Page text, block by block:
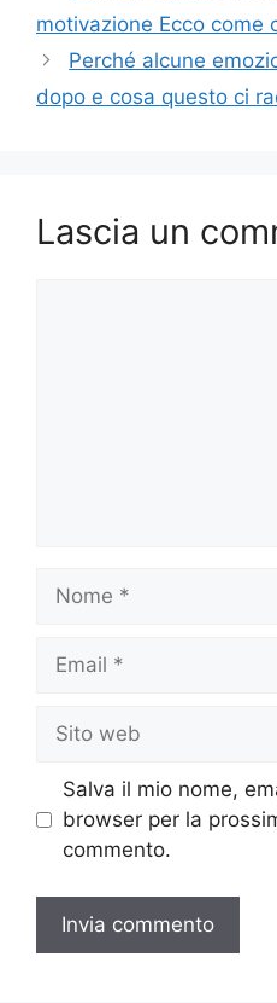
motivazione Ecco come
Perché alcune
dopo e cosa questo ci
Lascia un
Nome
Email
Sito
web
Salva il mio nome,
browser per la
commento.